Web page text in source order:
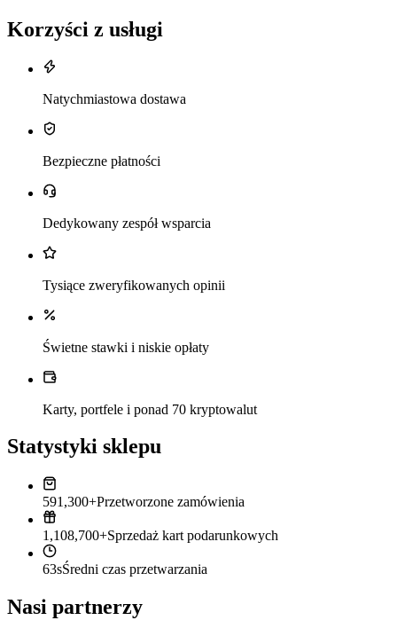
Korzyści z usługi
Natychmiastowa dostawa
Bezpieczne płatności
Dedykowany zespół wsparcia
Tysiące zweryfikowanych opinii
Świetne stawki i niskie opłaty
Karty, portfele i ponad 70 kryptowalut
Statystyki sklepu
591,300+Przetworzone zamówienia
1,108,700+Sprzedaż kart podarunkowych
63sŚredni czas przetwarzania
Nasi partnerzy